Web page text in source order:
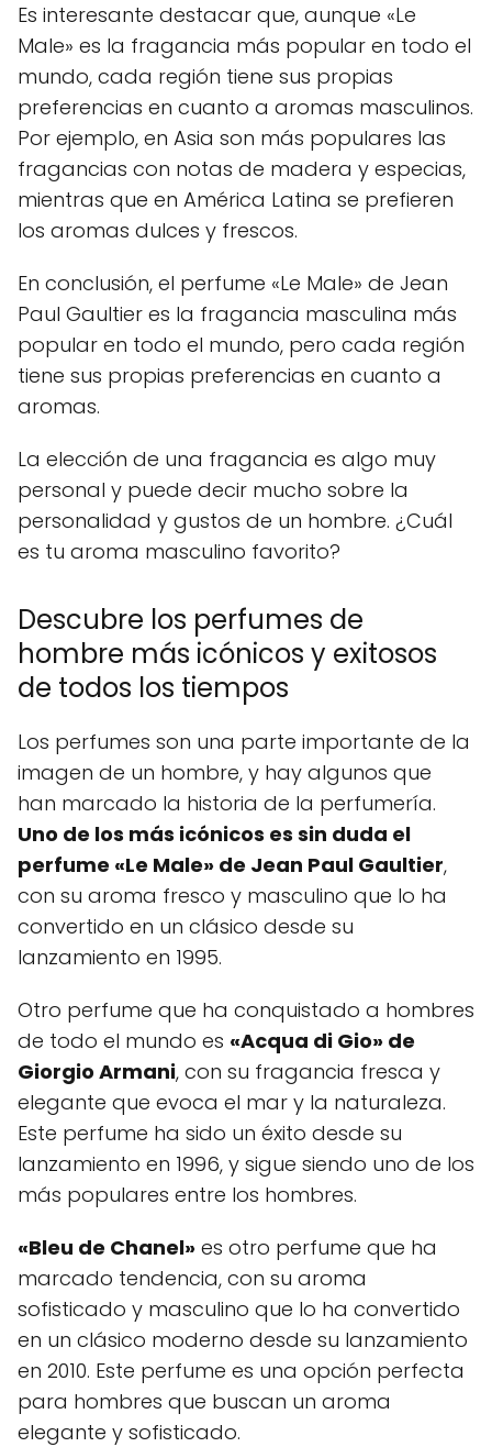
Es interesante destacar que, aunque «Le
Male» es la fragancia más popular en todo el
mundo, cada región tiene sus propias
preferencias en cuanto a aromas masculinos.
Por ejemplo, en Asia son más populares las
fragancias con notas de madera y especias,
mientras que en América Latina se prefieren
los aromas dulces y frescos.
En conclusión, el perfume «Le Male» de Jean
Paul Gaultier es la fragancia masculina más
popular en todo el mundo, pero cada región
tiene sus propias preferencias en cuanto a
aromas.
La elección de una fragancia es algo muy
personal y puede decir mucho sobre la
personalidad y gustos de un hombre. ¿Cuál
es tu aroma masculino favorito?
Descubre los perfumes de
hombre más icónicos y exitosos
de todos los tiempos
Los perfumes son una parte importante de la
imagen de un hombre, y hay algunos que
han marcado la historia de la perfumería.
Uno de los más icónicos es sin duda el
perfume «Le Male» de Jean Paul Gaultier,
con su aroma fresco y masculino que lo ha
convertido en un clásico desde su
lanzamiento en 1995.
Otro perfume que ha conquistado a hombres
de todo el mundo es «Acqua di Gio» de
Giorgio Armani, con su fragancia fresca y
elegante que evoca el mar y la naturaleza.
Este perfume ha sido un éxito desde su
lanzamiento en 1996, y sigue siendo uno de los
más populares entre los hombres.
«Bleu de Chanel» es otro perfume que ha
marcado tendencia, con su aroma
sofisticado y masculino que lo ha convertido
en un clásico moderno desde su lanzamiento
en 2010. Este perfume es una opción perfecta
para hombres que buscan un aroma
elegante y sofisticado.